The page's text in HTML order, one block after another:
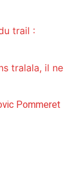
trail :
tralala, il ne
Pommeret